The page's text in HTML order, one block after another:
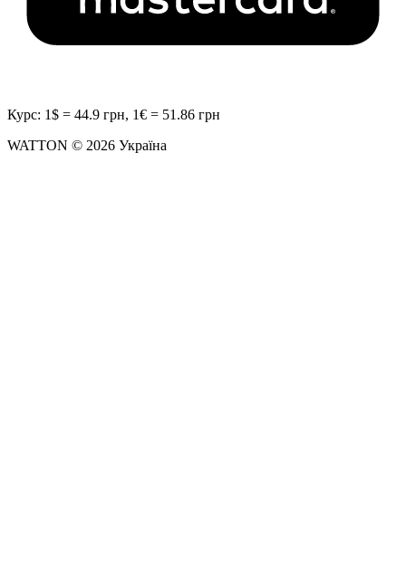
Курс: 1$ = 44.9 грн, 1€ = 51.86 грн
WATTON © 2026 Україна